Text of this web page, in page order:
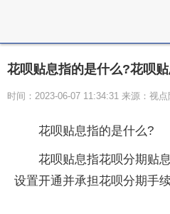
花呗贴息指的是什么?花呗
时间：2023-06-07 11:34:31 来源：视点
​花呗贴息指的是什么?
花呗贴息指花呗分期贴
设置开通并承担花呗分期手